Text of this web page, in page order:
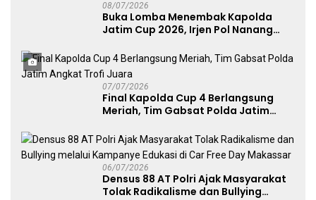
08/07/2026
Buka Lomba Menembak Kapolda
Jatim Cup 2026, Irjen Pol Nanang
Penggunaan Senjata Api
07/07/2026
Final Kapolda Cup 4 Berlangsung
Meriah, Tim Gabsat Polda Jatim
06/07/2026
Densus 88 AT Polri Ajak Masyarakat
Tolak Radikalisme dan Bullying